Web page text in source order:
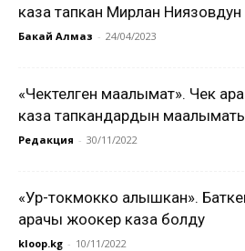
каза тапкан Мирлан
Бакай Алмаз - 24/04/2023
«Чектелген маалымат». Чек
каза тапкандардын
Редакция - 30/11/2022
«Ур-токмокко алышкан».
арачы жоокер каза болду
kloop.kg - 10/11/2022